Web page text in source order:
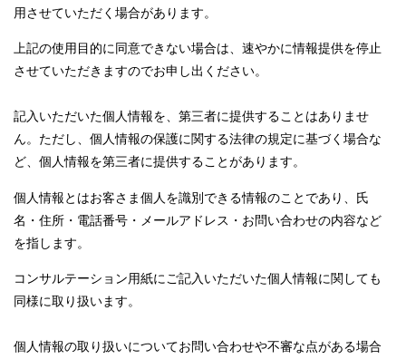
用させていただく場合があります。
上記の使用目的に同意できない場合は、速やかに情報提供を停止
させていただきますのでお申し出ください。
記入いただいた個人情報を、第三者に提供することはありませ
ん。ただし、個人情報の保護に関する法律の規定に基づく場合な
ど、個人情報を第三者に提供することがあります。
個人情報とはお客さま個人を識別できる情報のことであり、氏
名・住所・電話番号・メールアドレス・お問い合わせの内容など
を指します。
コンサルテーション用紙にご記入いただいた個人情報に関しても
同様に取り扱います。
個人情報の取り扱いについてお問い合わせや不審な点がある場合